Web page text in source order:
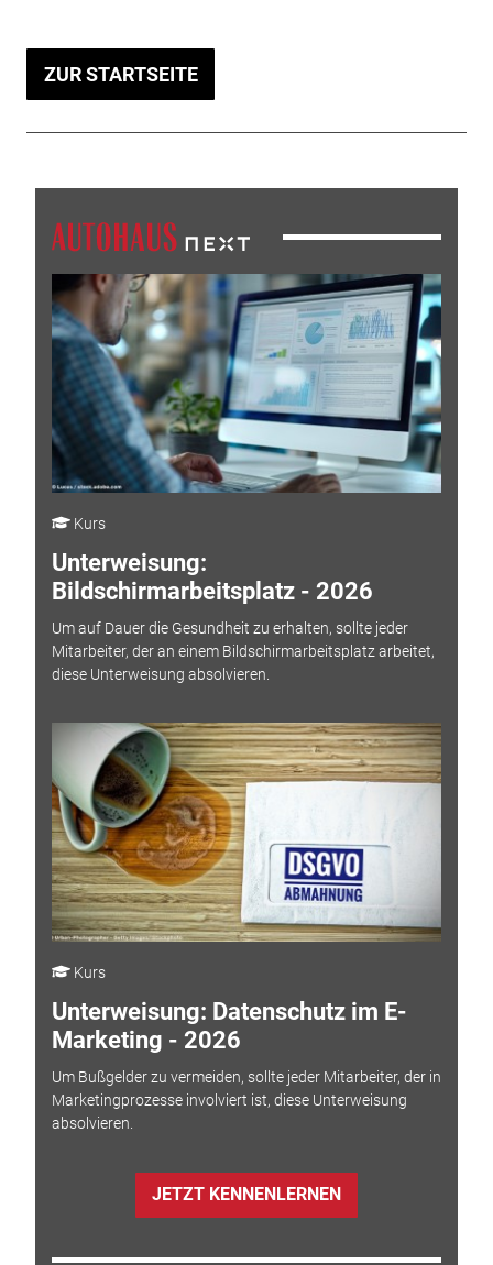
ZUR STARTSEITE
Kurs
Unterweisung:
Bildschirmarbeitsplatz - 2026
Um auf Dauer die Gesundheit zu erhalten, sollte jeder
Mitarbeiter, der an einem Bildschirmarbeitsplatz arbeitet,
diese Unterweisung absolvieren.
Kurs
Unterweisung: Datenschutz im E-
Marketing - 2026
Um Bußgelder zu vermeiden, sollte jeder Mitarbeiter, der in
Marketingprozesse involviert ist, diese Unterweisung
absolvieren.
JETZT KENNENLERNEN